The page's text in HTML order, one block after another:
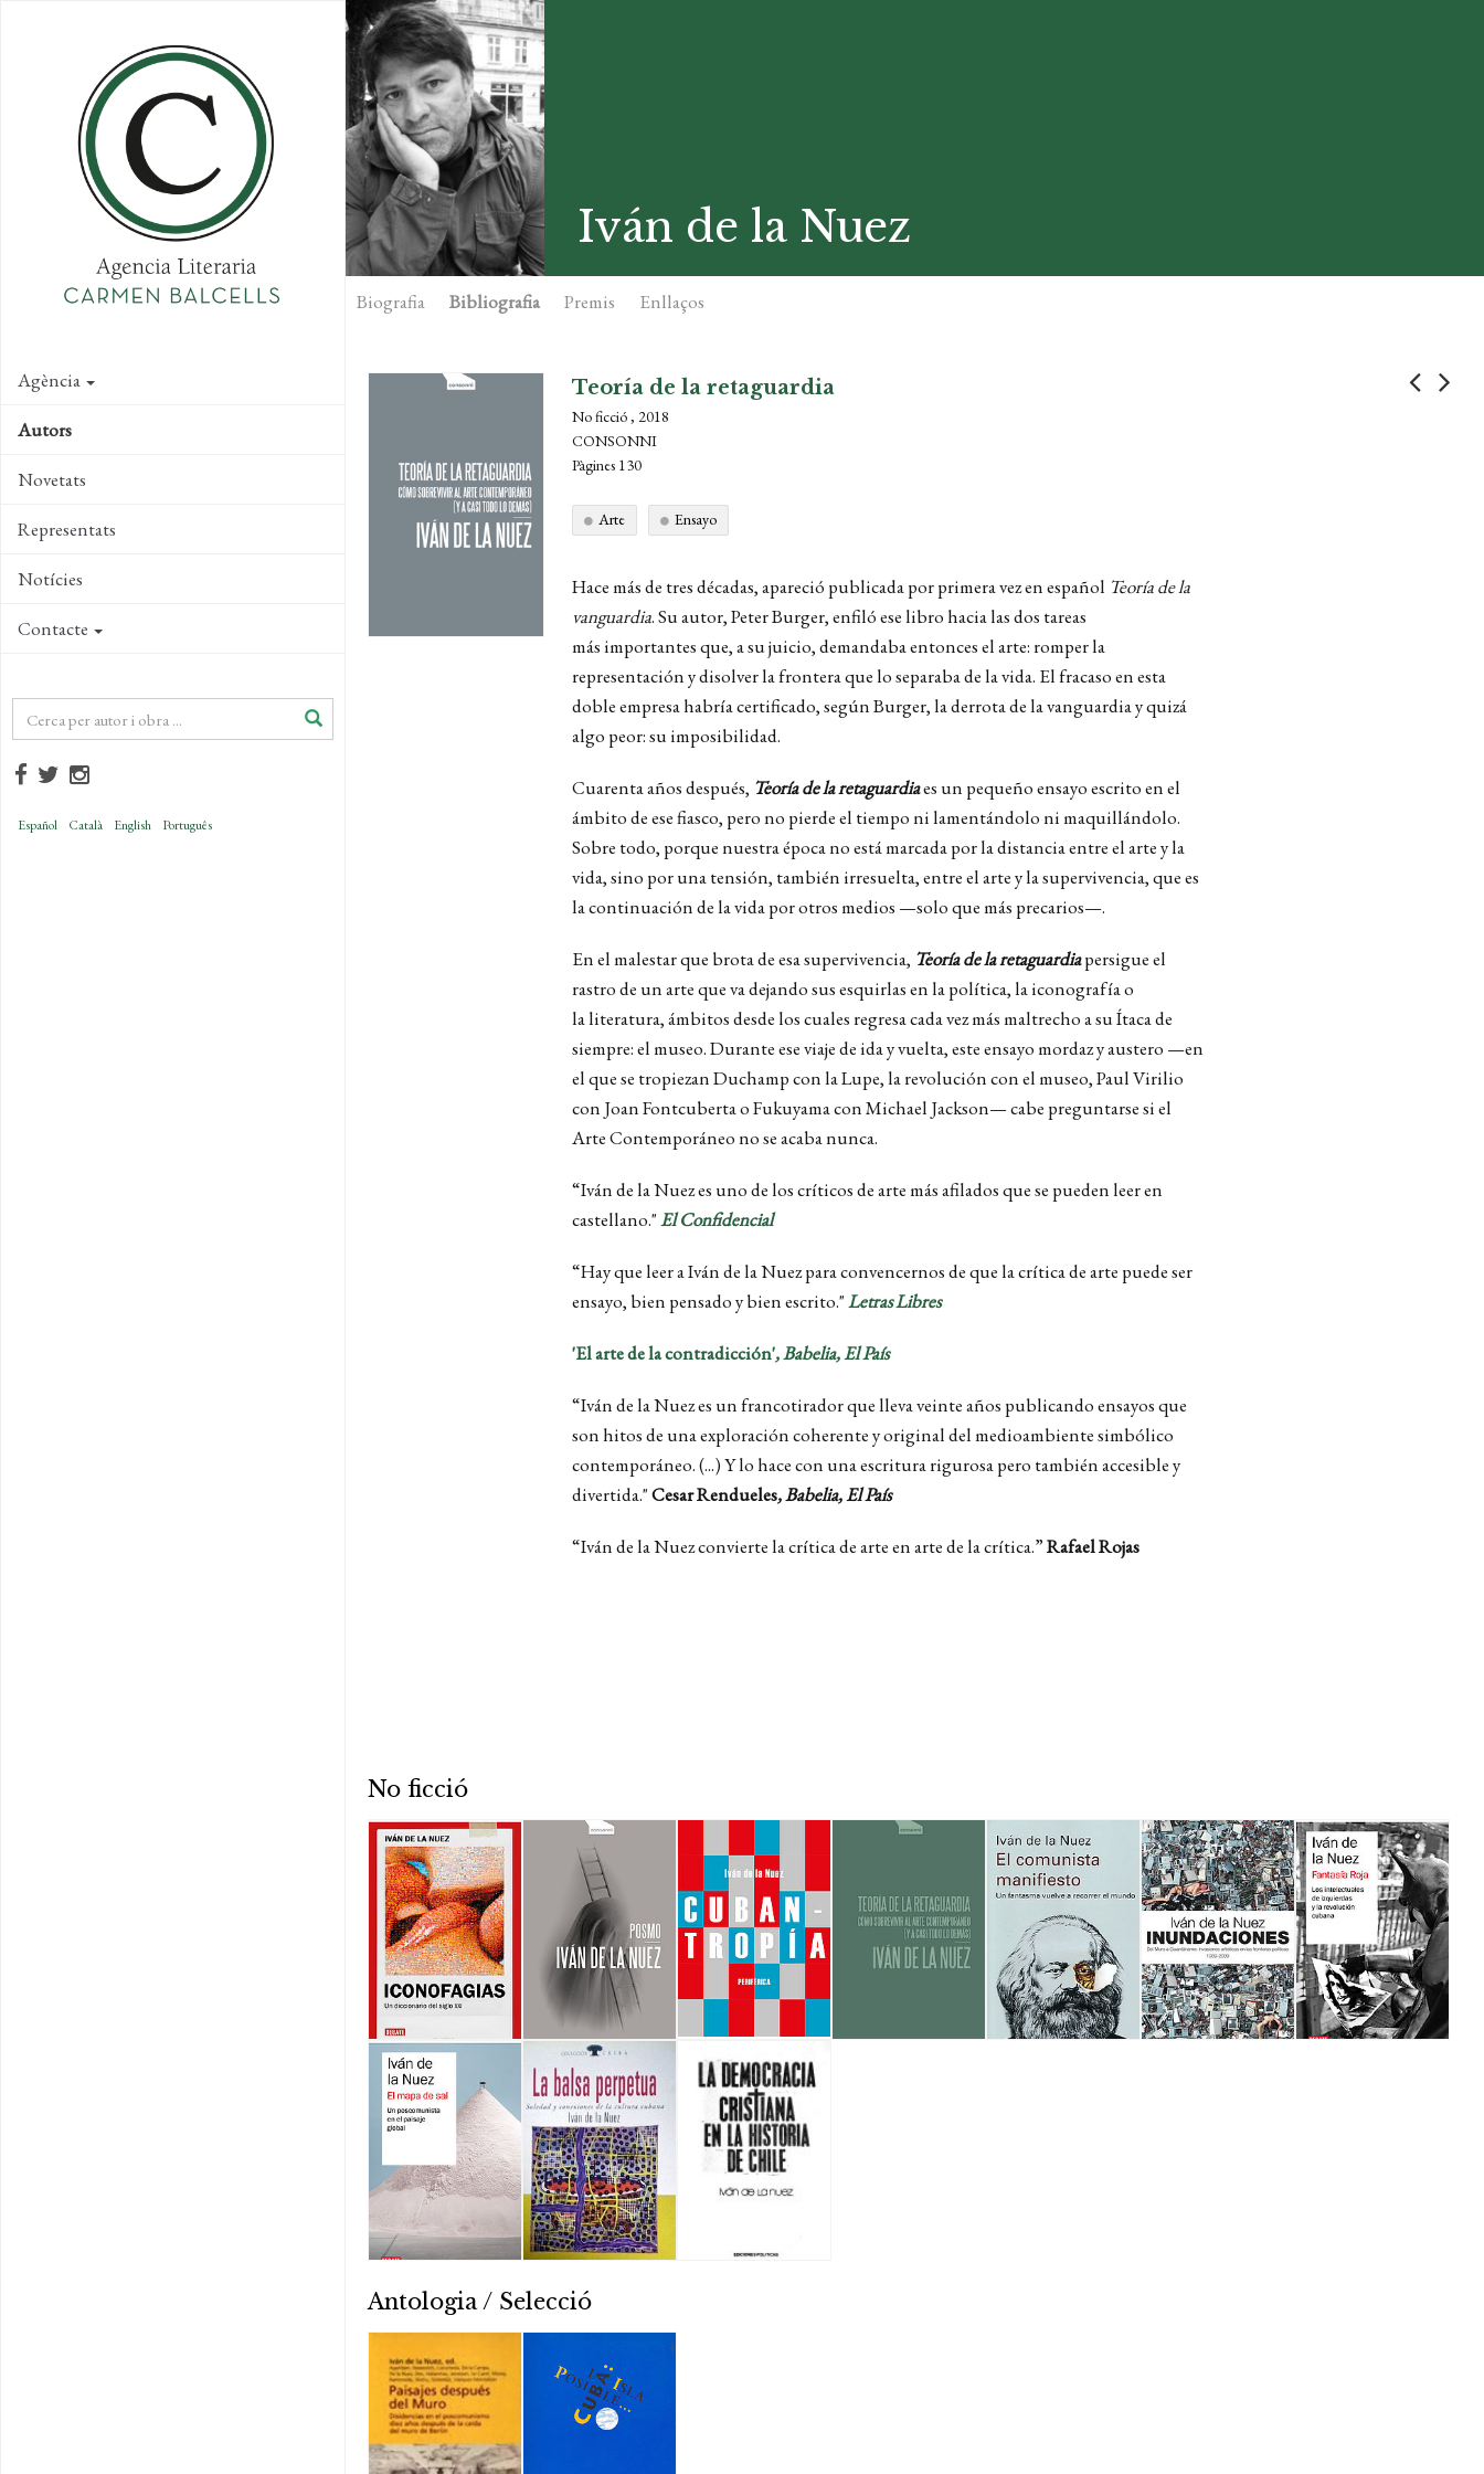
Agència
Autors
Novetats
Representats
Notícies
Contacte
Español Català English Português
Iván de la Nuez
Biografia Bibliografia Premis Enllaços
Teoría de la retaguardia
No ficció , 2018
CONSONNI
Pàgines 130
Arte Ensayo
Hace más de tres décadas, apareció publicada por primera vez en español Teoría de la
vanguardia. Su autor, Peter Burger, enfiló ese libro hacia las dos tareas
más importantes que, a su juicio, demandaba entonces el arte: romper la
representación y disolver la frontera que lo separaba de la vida. El fracaso en esta
doble empresa habría certificado, según Burger, la derrota de la vanguardia y quizá
algo peor: su imposibilidad.
Cuarenta años después, Teoría de la retaguardiaes un pequeño ensayo escrito en el
ámbito de ese fiasco, pero no pierde el tiempo ni lamentándolo ni maquillándolo.
Sobre todo, porque nuestra época no está marcada por la distancia entre el arte y la
vida, sino por una tensión, también irresuelta, entre el arte y la supervivencia, que es
la continuación de la vida por otros medios —solo que más precarios—.
En el malestar que brota de esa supervivencia, Teoría de la retaguardiapersigue el
rastro de un arte que va dejando sus esquirlas en la política, la iconografía o
la literatura, ámbitos desde los cuales regresa cada vez más maltrecho a su Ítaca de
siempre: el museo. Durante ese viaje de ida y vuelta, este ensayo mordaz y austero —en
el que se tropiezan Duchamp con la Lupe, la revolución con el museo, Paul Virilio
con Joan Fontcuberta o Fukuyama con Michael Jackson— cabe preguntarse si el
Arte Contemporáneo no se acaba nunca.
“Iván de la Nuez es uno de los críticos de arte más afilados que se pueden leer en
castellano."El Confidencial
“Hay que leer a Iván de la Nuez para convencernos de que la crítica de arte puede ser
ensayo, bien pensado y bien escrito."Letras Libres
'El arte de la contradicción', Babelia, El País
“Iván de la Nuez es un francotirador que lleva veinte años publicando ensayos que
son hitos de una exploración coherente y original del medioambiente simbólico
contemporá­neo. (...) Y lo hace con una escritura rigurosa pero también accesible y
divertida."Cesar Rendueles, Babelia, El País
“Iván de la Nuez convierte la crítica de arte en arte de la crítica.”Rafael Rojas
No ficció
Antologia / Selecció